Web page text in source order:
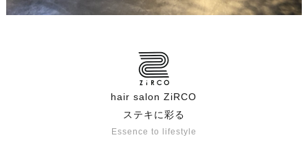
hair salon ZiRCO
ステキに彩る
Essence to lifestyle